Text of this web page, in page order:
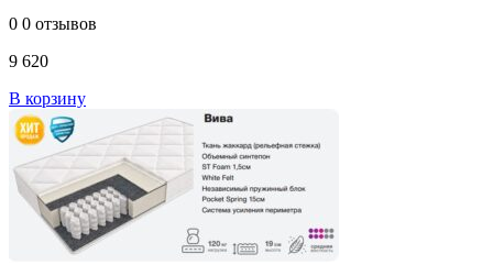
0 0 отзывов
9 620
В корзину